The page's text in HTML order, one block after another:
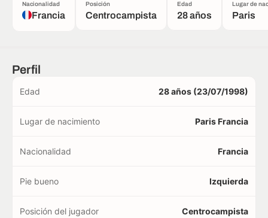
Nacionalidad
Francia
Posición
Centrocampista
Edad
28 años
Lugar de
Paris
Perfil
Edad 28 años (23/07/1998)
Lugar de nacimiento Paris Francia
Nacionalidad Francia
Pie bueno Izquierda
Posición del jugador Centrocampista